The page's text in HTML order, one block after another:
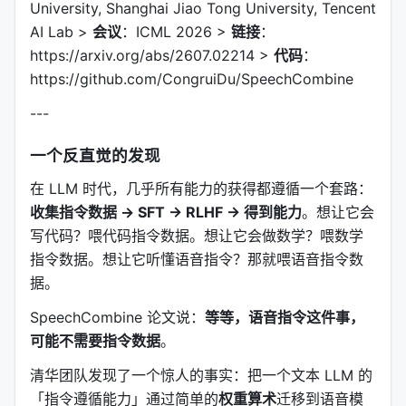
University, Shanghai Jiao Tong University, Tencent
AI Lab > 会议：ICML 2026 > 链接：
https://arxiv.org/abs/2607.02214 > 代码：
https://github.com/CongruiDu/SpeechCombine
---
一个反直觉的发现
在 LLM 时代，几乎所有能力的获得都遵循一个套路：
收集指令数据 → SFT → RLHF → 得到能力。想让它会
写代码？喂代码指令数据。想让它会做数学？喂数学
指令数据。想让它听懂语音指令？那就喂语音指令数
据。
SpeechCombine 论文说： 等等，语音指令这件事，
可能不需要指令数据。
清华团队发现了一个惊人的事实：把一个文本 LLM 的
「指令遵循能力」通过简单的权重算术迁移到语音模